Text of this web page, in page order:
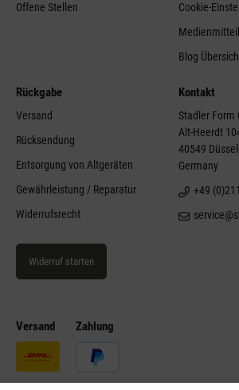
Versand Zahlung
Offene Stellen
Cookie-
Blog
Rückgabe
Versand
Rücksendung
Entsorgung von Altgeräten
Gewährleistung / Reparatur
Widerrufsrecht
Widerruf starten
Kontakt
Stadler Form
Alt-Heerdt
40549
Germany
+49